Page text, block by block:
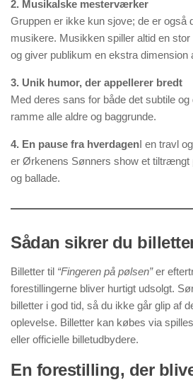
2. Musikalske mesterværker
Gruppen er ikke kun sjove; de er også
musikere. Musikken spiller altid en
og giver publikum en ekstra dimension
3. Unik humor, der appellerer bredt
Med deres sans for både det subtile
ramme alle aldre og baggrunde.
4. En pause fra hverdagenI en travl
er Ørkenens Sønners show et tiltrængt
og ballade.
Sådan sikrer du
Billetter til “Fingeren på pølsen”er
forestillingerne bliver hurtigt udsolgt.
billetter i god tid, så du ikke går glip af
oplevelse. Billetter kan købes via
eller officielle billetudbydere.
En forestilling, der